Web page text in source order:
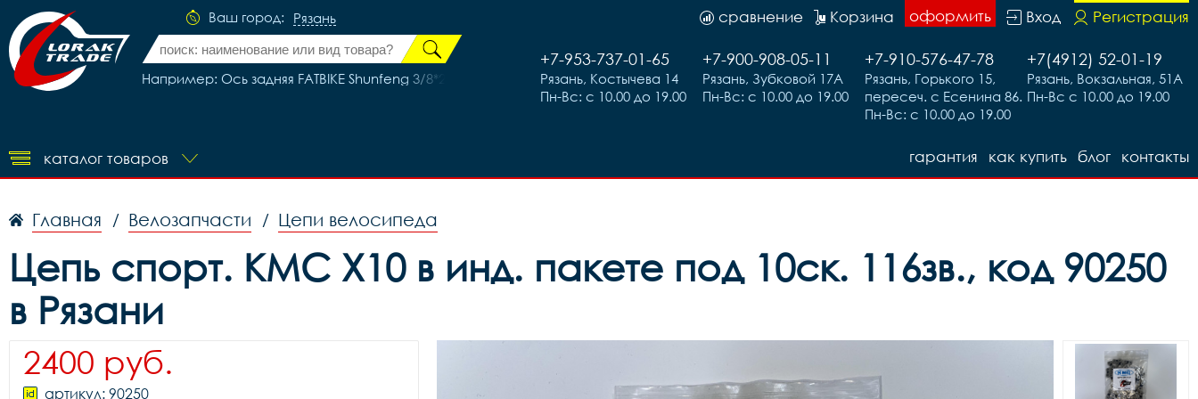
Ваш город: Рязань
Например: Ось задняя FATBIKE Shunfeng 3/8*230 3052711-16
Регистрация
Вход
оформить
Корзина
сравнение
+7(4912) 52-01-19
Рязань, Вокзальная, 51А
Пн-Вс с 10.00 до 19.00
+7-910-576-47-78
Рязань, Горького 15,
пересеч. с Есенина 86.
Пн-Вс: с 10.00 до 19.00
+7-900-908-05-11
Рязань, Зубковой 17А
Пн-Вс: с 10.00 до 19.00
+7-953-737-01-65
Рязань, Костычева 14
Пн-Вс: с 10.00 до 19.00
каталог товаров контакты
блог
как купить
гарантия
Главная / Велозапчасти / Цепи велосипеда
Цепь cпорт. КМС X10 в инд. пакете под 10ск. 116зв., код 90250
в Рязани
2400 руб.
артикул: 90250